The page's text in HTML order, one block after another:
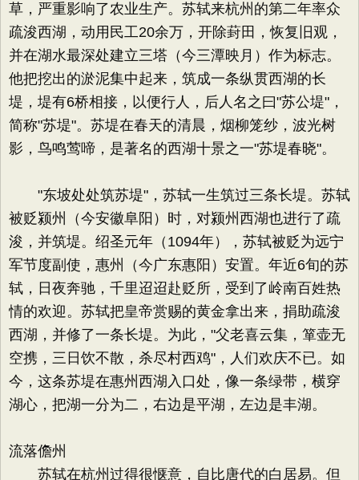
草，严重影响了农业生产。苏轼来杭州的第二年率众
疏浚西湖，动用民工20余万，开除葑田，恢复旧观，
并在湖水最深处建立三塔（今三潭映月）作为标志。
他把挖出的淤泥集中起来，筑成一条纵贯西湖的长
堤，堤有6桥相接，以便行人，后人名之曰"苏公堤"，
简称"苏堤"。苏堤在春天的清晨，烟柳笼纱，波光树
影，鸟鸣莺啼，是著名的西湖十景之一"苏堤春晓"。
"东坡处处筑苏堤"，苏轼一生筑过三条长堤。苏轼
被贬颍州（今安徽阜阳）时，对颍州西湖也进行了疏
浚，并筑堤。绍圣元年（1094年），苏轼被贬为远宁
军节度副使，惠州（今广东惠阳）安置。年近6旬的苏
轼，日夜奔驰，千里迢迢赴贬所，受到了岭南百姓热
情的欢迎。苏轼把皇帝赏赐的黄金拿出来，捐助疏浚
西湖，并修了一条长堤。为此，"父老喜云集，箪壶无
空携，三日饮不散，杀尽村西鸡"，人们欢庆不已。如
今，这条苏堤在惠州西湖入口处，像一条绿带，横穿
湖心，把湖一分为二，右边是平湖，左边是丰湖。
流落儋州
苏轼在杭州过得很惬意，自比唐代的白居易。但